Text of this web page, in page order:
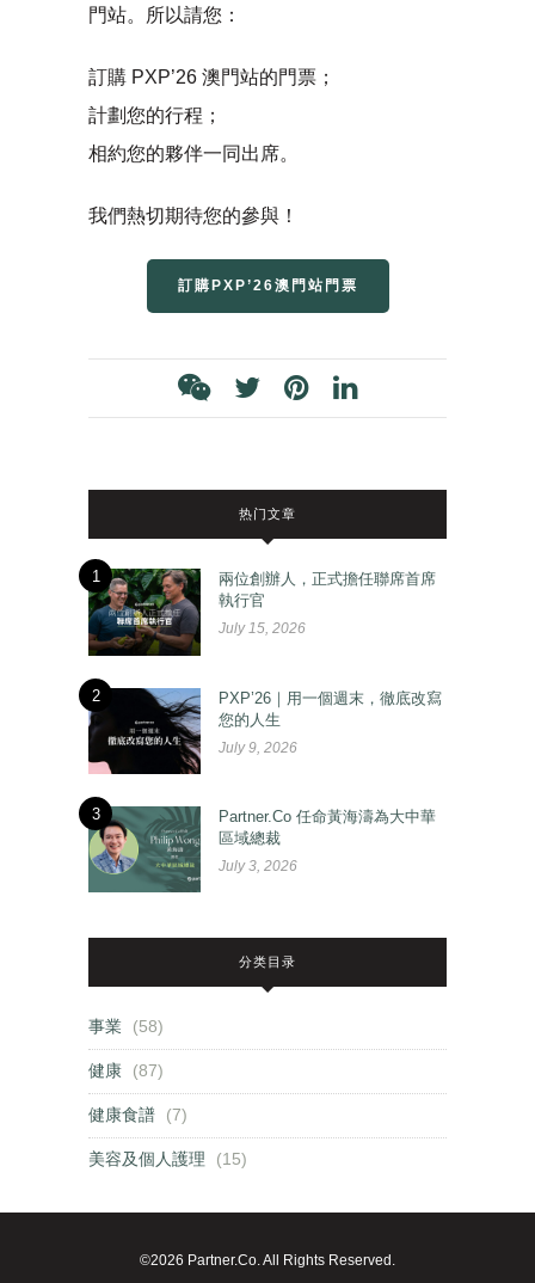
門站。所以請您：
訂購 PXP’26 澳門站的門票；
計劃您的行程；
相約您的夥伴一同出席。
我們熱切期待您的參與！
訂購PXP’26澳門站門票
热门文章
1
兩位創辦人，正式擔任聯席首席
執行官
July 15, 2026
2
PXP’26｜用一個週末，徹底改寫
您的人生
July 9, 2026
3
Partner.Co 任命黃海濤為大中華
區域總裁
July 3, 2026
分类目录
事業 (58)
健康 (87)
健康食譜 (7)
美容及個人護理 (15)
©2026 Partner.Co. All Rights Reserved.